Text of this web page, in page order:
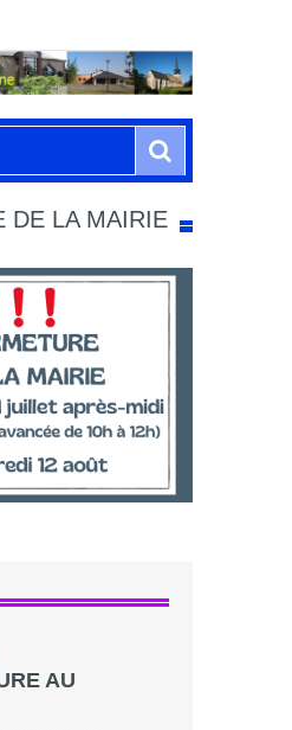
DE LA MAIRIE
AU